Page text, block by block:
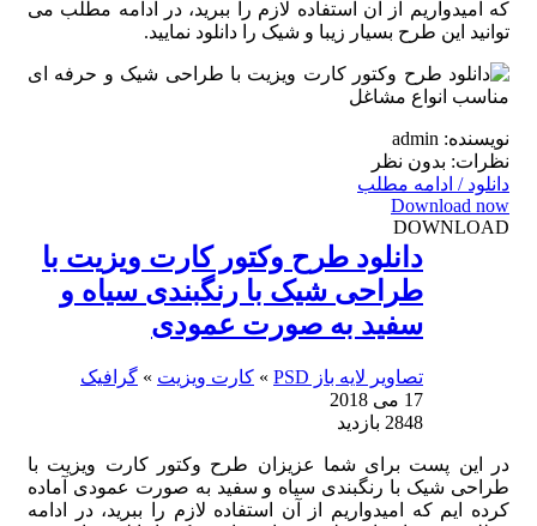
که امیدواریم از آن استفاده لازم را ببرید، در ادامه مطلب می
توانید این طرح بسیار زیبا و شیک را دانلود نمایید.
نویسنده: admin
نظرات: بدون نظر
دانلود / ادامه مطلب
Download now
DOWNLOAD
دانلود طرح وکتور کارت ویزیت با
طراحی شیک با رنگبندی سیاه و
سفید به صورت عمودی
تصاویر لایه باز PSD » کارت ویزیت » گرافیک
17 می 2018
2848 بازدید
در این پست برای شما عزیزان طرح وکتور کارت ویزیت با
طراحی شیک با رنگبندی سیاه و سفید به صورت عمودی آماده
کرده ایم که امیدواریم از آن استفاده لازم را ببرید، در ادامه